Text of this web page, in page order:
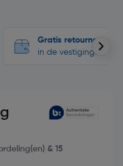
Gratis retourneren
in de vestigingen
& 15